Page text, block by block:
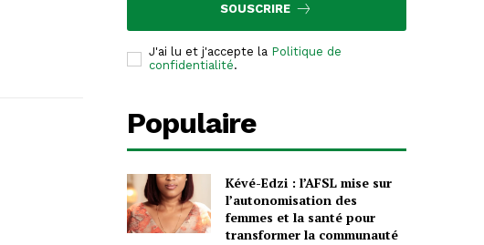
SOUSCRIRE
J'ai lu et j'accepte la Politique de
confidentialité.
Populaire
Kévé-Edzi : l’AFSL mise sur
l’autonomisation des
femmes et la santé pour
transformer la communauté